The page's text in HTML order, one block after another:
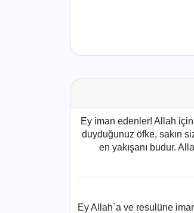
Ey iman edenler! Allah
duyduğunuz öfke, sakın
en yakışanı budur.
Ey Allah`a ve resulüne